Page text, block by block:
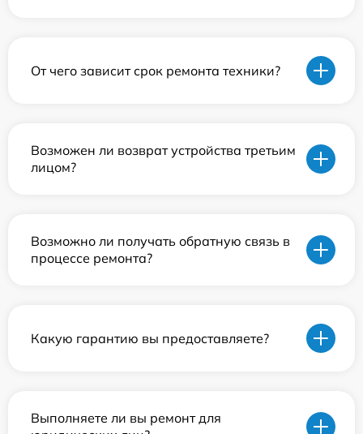
От чего зависит срок ремонта техники?
Возможен ли возврат устройства третьим
лицом?
Возможно ли получать обратную связь в
процессе ремонта?
Какую гарантию вы предоставляете?
Выполняете ли вы ремонт для